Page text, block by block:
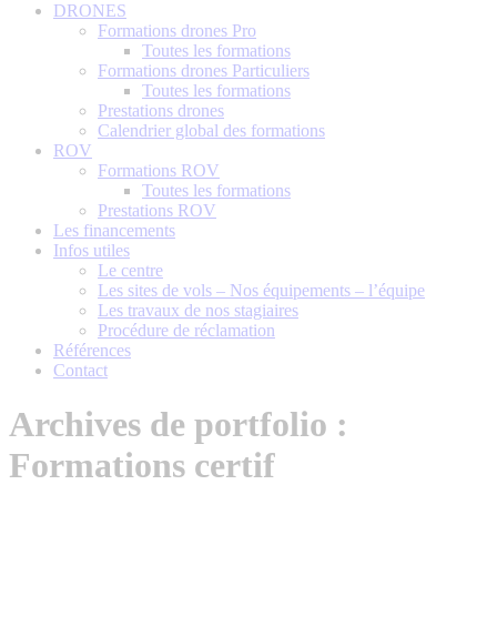
DRONES
Formations drones Pro
Toutes les formations
Formations drones Particuliers
Toutes les formations
Prestations drones
Calendrier global des formations
ROV
Formations ROV
Toutes les formations
Prestations ROV
Les financements
Infos utiles
Le centre
Les sites de vols – Nos équipements – l’équipe
Les travaux de nos stagiaires
Procédure de réclamation
Références
Contact
Archives de portfolio :
Formations certif